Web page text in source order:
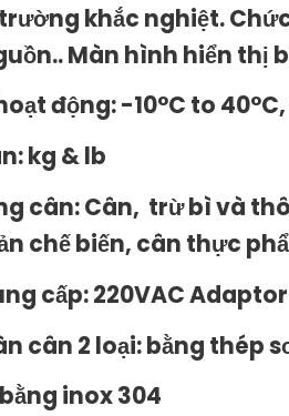
khắc nghiệt.
Màn hình hiển thị
động: -10°C to 40°C,
kg & lb
cân: Cân, trừ bì và
chế biến, cân thực
cấp: 220VAC Adaptor
cân 2 loại: bằng thép
inox 304